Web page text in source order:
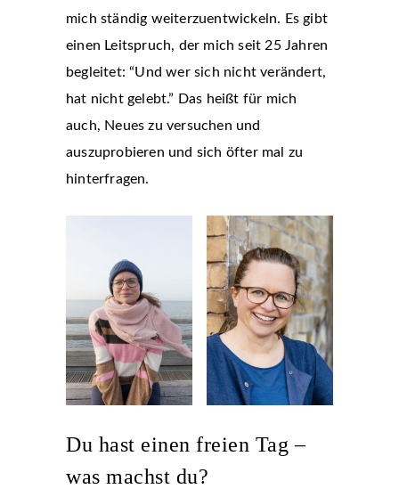
mich ständig weiterzuentwickeln. Es gibt
einen Leitspruch, der mich seit 25 Jahren
begleitet: “Und wer sich nicht verändert,
hat nicht gelebt.” Das heißt für mich
auch, Neues zu versuchen und
auszuprobieren und sich öfter mal zu
hinterfragen.
Du hast einen freien Tag –
was machst du?